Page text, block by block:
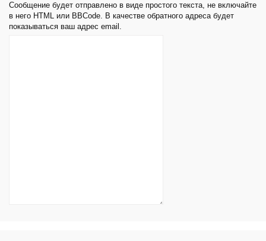
Сообщение будет отправлено в виде простого текста, не включайте
в него HTML или BBCode. В качестве обратного адреса будет
показываться ваш адрес email.